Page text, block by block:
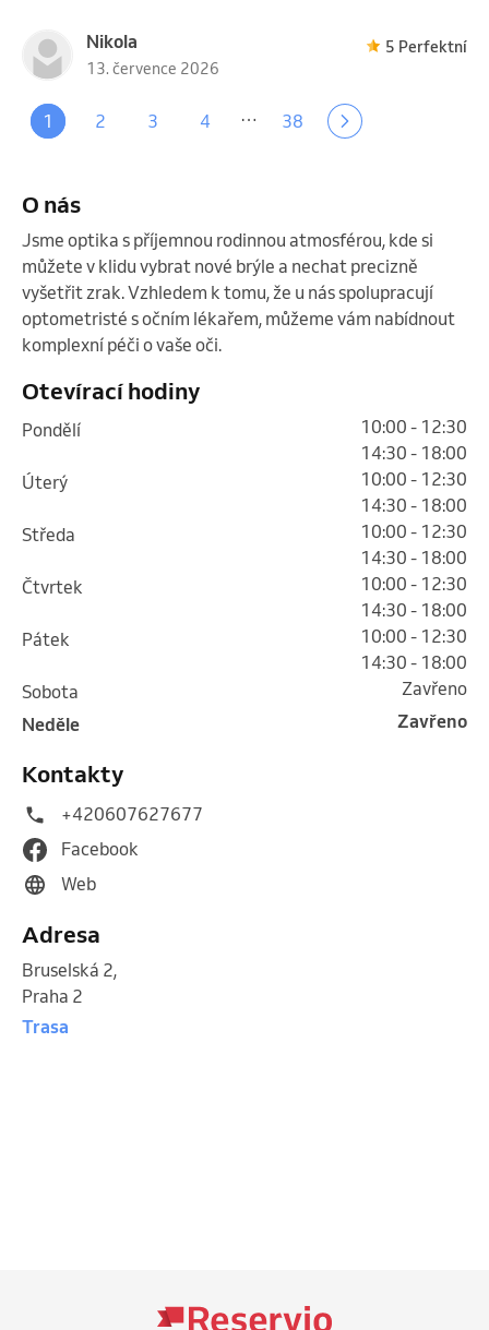
Nikola
13. července 2026
5 Perfektní
1 2 3 4 … 38
O nás
Jsme optika s příjemnou rodinnou atmosférou, kde si
můžete v klidu vybrat nové brýle a nechat precizně
vyšetřit zrak. Vzhledem k tomu, že u nás spolupracují
optometristé s očním lékařem, můžeme vám nabídnout
komplexní péči o vaše oči.
Otevírací hodiny
pondělí
10:00 - 12:30
14:30 - 18:00
úterý
10:00 - 12:30
14:30 - 18:00
středa
10:00 - 12:30
14:30 - 18:00
čtvrtek
10:00 - 12:30
14:30 - 18:00
pátek
10:00 - 12:30
14:30 - 18:00
sobota
Zavřeno
neděle
Zavřeno
Kontakty
+420607627677
Facebook
Web
Adresa
Bruselská 2,
Praha 2
Trasa